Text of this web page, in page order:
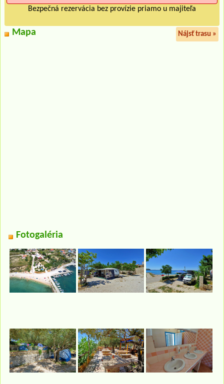
Bezpečná rezervácia bez provízie priamo u majiteľa
Mapa Nájsť trasu »
Fotogaléria